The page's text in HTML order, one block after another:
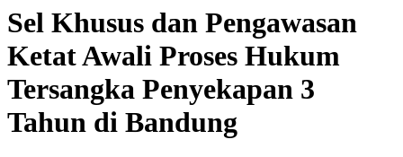
Sel Khusus dan Pengawasan
Ketat Awali Proses Hukum
Tersangka Penyekapan 3
Tahun di Bandung